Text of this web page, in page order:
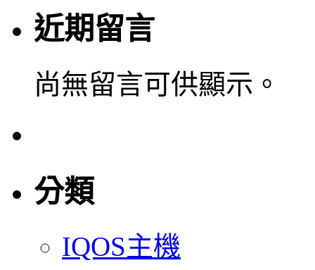
近期留言
尚無留言可供顯示。
分類
IQOS主機